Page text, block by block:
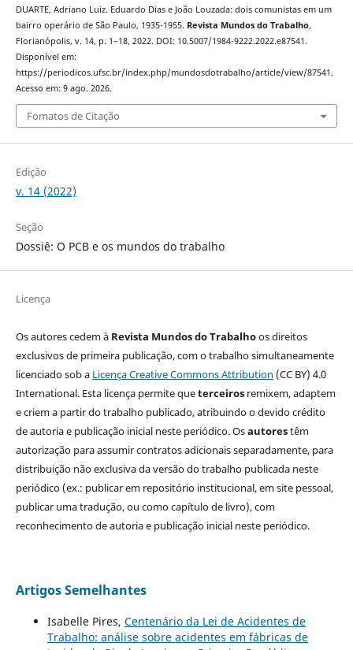
DUARTE, Adriano Luiz. Eduardo Dias e João Louzada: dois comunistas em um
bairro operário de São Paulo, 1935-1955. Revista Mundos do Trabalho,
Florianópolis, v. 14, p. 1–18, 2022. DOI: 10.5007/1984-9222.2022.e87541.
Disponível em:
https://periodicos.ufsc.br/index.php/mundosdotrabalho/article/view/87541.
Acesso em: 9 ago. 2026.
Fomatos de Citação
Edição
v. 14 (2022)
Seção
Dossiê: O PCB e os mundos do trabalho
Licença
Os autores cedem à Revista Mundos do Trabalhoos direitos
exclusivos de primeira publicação, com o trabalho simultaneamente
licenciado sob a Licença Creative Commons Attribution (CC BY) 4.0
International. Esta licença permite queterceirosremixem, adaptem
e criem a partir do trabalho publicado, atribuindo o devido crédito
de autoria e publicação inicial neste periódico. Osautorestêm
autorização para assumir contratos adicionais separadamente, para
distribuição não exclusiva da versão do trabalho publicada neste
periódico (ex.: publicar em repositório institucional, em site pessoal,
publicar uma tradução, ou como capítulo de livro), com
reconhecimento de autoria e publicação inicial neste periódico.
Artigos Semelhantes
Isabelle Pires, Centenário da Lei de Acidentes de
Trabalho: análise sobre acidentes em fábricas de